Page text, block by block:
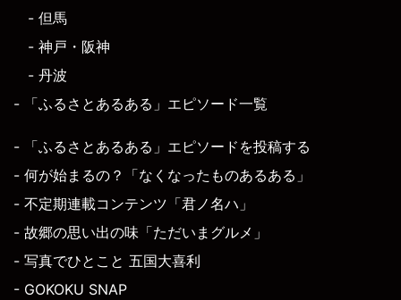
- 但馬
- 神戸・阪神
- 丹波
- 「ふるさとあるある」エピソード一覧
- 「ふるさとあるある」エピソードを投稿する
- 何が始まるの？「なくなったものあるある」
- 不定期連載コンテンツ「君ノ名ハ」
- 故郷の思い出の味「ただいまグルメ」
- 写真でひとこと 五国大喜利
- GOKOKU SNAP